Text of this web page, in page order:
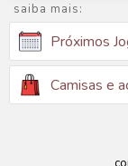
saiba mais:
Próximos
Camisas e